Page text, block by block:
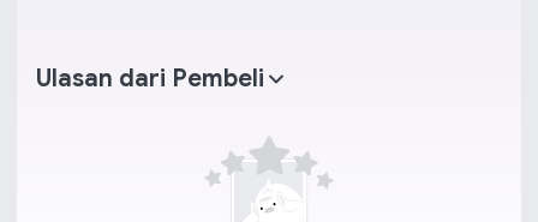
Ulasan dari Pembeli